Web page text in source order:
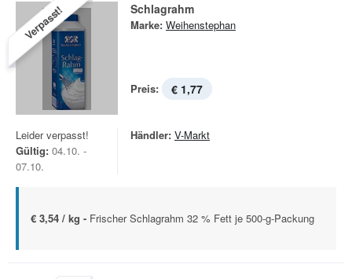
Verpasst! Schlagrahm
Marke: Weihenstephan
Preis: € 1,77
Leider verpasst!
Gültig: 04.10. -
07.10.
Händler: V-Markt
€ 3,54 / kg - Frischer Schlagrahm 32 % Fett je 500-g-Packung